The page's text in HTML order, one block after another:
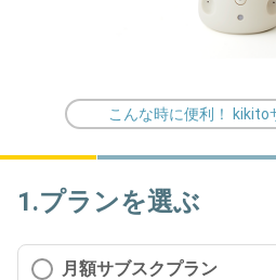
こんな時に便利！ kikito
1.プランを選ぶ
月額サブスクプラン